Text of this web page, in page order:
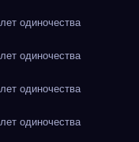
одиночества
одиночества
одиночества
одиночества